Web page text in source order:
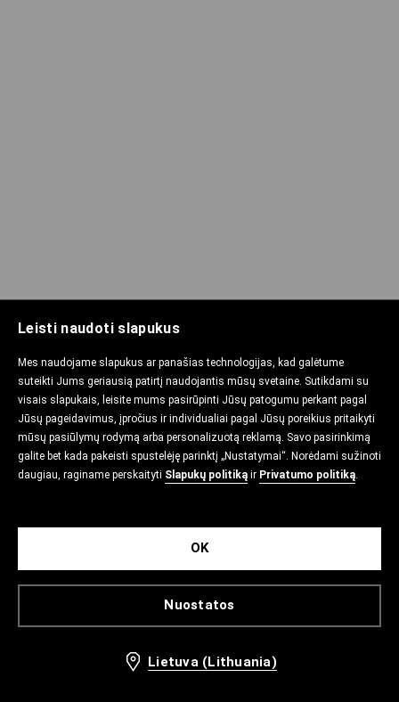
Leisti naudoti slapukus
Mes naudojame slapukus ar panašias technologijas, kad galėtume
suteikti Jums geriausią patirtį naudojantis mūsų svetaine. Sutikdami su
visais slapukais, leisite mums pasirūpinti Jūsų patogumu perkant pagal
Jūsų pageidavimus, įpročius ir individualiai pagal Jūsų poreikius pritaikyti
mūsų pasiūlymų rodymą arba personalizuotą reklamą. Savo pasirinkimą
galite bet kada pakeisti spustelėję parinktį „Nustatymai“. Norėdami sužinoti
daugiau, raginame perskaityti Slapukų politiką ir Privatumo politiką.
Nuostatos
OK
Lietuva (Lithuania)